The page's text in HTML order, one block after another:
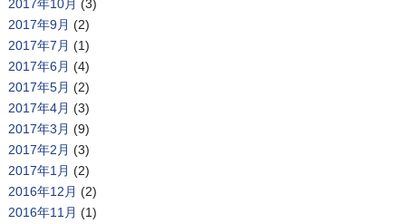
2017年10月 (3)
2017年9月 (2)
2017年7月 (1)
2017年6月 (4)
2017年5月 (2)
2017年4月 (3)
2017年3月 (9)
2017年2月 (3)
2017年1月 (2)
2016年12月 (2)
2016年11月 (1)